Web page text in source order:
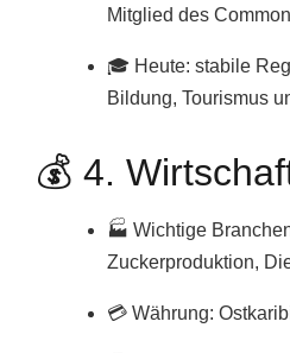
Mitglied des
🎓 Heute: stabile
Bildung, Tourismus
💰 4.
🏭 Wichtige
Zuckerproduktion,
💳 Währung: